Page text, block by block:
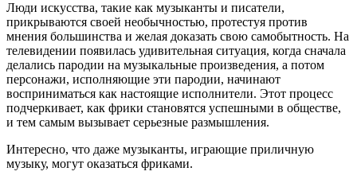
Люди искусства, такие как музыканты и писатели,
прикрываются своей необычностью, протестуя против
мнения большинства и желая доказать свою самобытность. На
телевидении появилась удивительная ситуация, когда сначала
делались пародии на музыкальные произведения, а потом
персонажи, исполняющие эти пародии, начинают
восприниматься как настоящие исполнители. Этот процесс
подчеркивает, как фрики становятся успешными в обществе,
и тем самым вызывает серьезные размышления.
Интересно, что даже музыканты, играющие приличную
музыку, могут оказаться фриками.